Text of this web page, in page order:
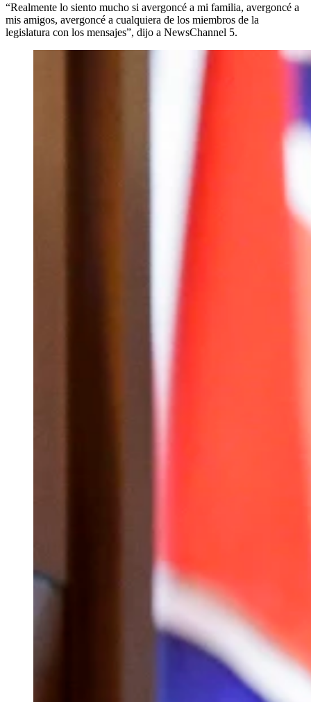
“Realmente lo siento mucho si avergoncé a mi familia, avergoncé a
mis amigos, avergoncé a cualquiera de los miembros de la
legislatura con los mensajes”, dijo a NewsChannel 5.